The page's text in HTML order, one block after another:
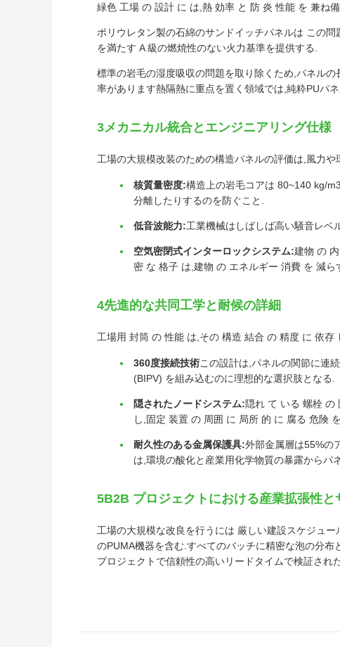
緑色 工場 の 設計 に は,熱 効率 と 防 炎 性能 を 兼ね
ポリウレタン製の石綿のサンドイッチパネルは この
を満たす A 級の燃焼性のない火力基準を提供する.
標準の岩毛の湿度吸収の問題を取り除くため,パネル
率があります熱隔熱に重点を置く領域では,純粋PUパ
3メカニカル統合とエンジニアリング仕様
工場の大規模改装のための構造パネルの評価は,風力
核質量密度:構造上の岩毛コアは 80~140 kg/
分離したりするのを防ぐこと.
低音波能力:工業機械はしばしば高い騒音レベ
空気密閉式インターロックシステム:建物 の
密 な 格子 は,建物 の エネルギー 消費 を 減
4先進的な共同工学と耐候の詳細
工場用 封筒 の 性能 は,その 構造 結合 の 精度 に 依
360度接続技術この設計は,パネルの関節に連
(BIPV) を組み込むのに理想的な選択肢となる.
隠されたノードシステム:隠れ て いる 螺栓 の
し,固定 装置 の 周囲 に 局所 的 に 腐る 危険
耐久性のある金属保護具:外部金属層は55%の
は,環境の酸化と産業用化学物質の暴露からパ
5B2B プロジェクトにおける産業拡張性と
工場の大規模な改良を行うには 厳しい建設スケジュ
のPUMA機器を含む.すべてのバッチに精密な泡の分
プロジェクトで信頼性の高いリードタイムで検証され